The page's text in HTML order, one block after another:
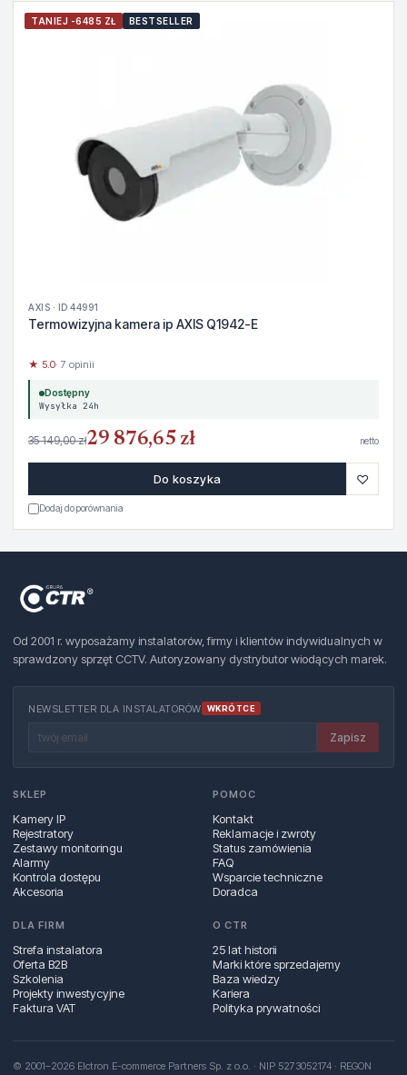
TANIEJ -6485 ZŁ BESTSELLER
AXIS · ID 44991
Termowizyjna kamera ip AXIS Q1942-E
★ 5.0· 7 opinii
Dostępny
Wysyłka 24h
35 149,00 zł29 876,65 zł netto
Do koszyka ♡
Dodaj do porównania
Od 2001 r. wyposażamy instalatorów, firmy i klientów indywidualnych w
sprawdzony sprzęt CCTV. Autoryzowany dystrybutor wiodących marek.
NEWSLETTER DLA INSTALATORÓW WKRÓTCE
Zapisz
SKLEP
Kamery IP
Rejestratory
Zestawy monitoringu
Alarmy
Kontrola dostępu
Akcesoria
POMOC
Kontakt
Reklamacje i zwroty
Status zamówienia
FAQ
Wsparcie techniczne
Doradca
DLA FIRM
Strefa instalatora
Oferta B2B
Szkolenia
Projekty inwestycyjne
Faktura VAT
O CTR
25 lat historii
Marki które sprzedajemy
Baza wiedzy
Kariera
Polityka prywatności
© 2001–2026 Elctron E-commerce Partners Sp. z o.o. · NIP 5273052174 · REGON